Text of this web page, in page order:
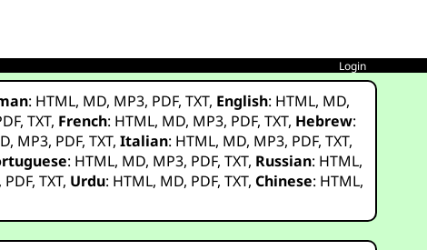
Login
: HTML, MD, MP3, PDF,TXT, English: HTML, MD,
,TXT, French: HTML, MD, MP3, PDF,TXT, Hebrew:
, MP3, PDF,TXT,Italian: HTML, MD, MP3, PDF,TXT,
: HTML, MD, MP3, PDF,TXT, Russian: HTML,
, PDF,TXT, Urdu: HTML, MD, PDF,TXT,Chinese: HTML,